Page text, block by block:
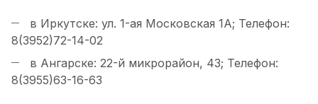
в Иркутске: ул. 1-ая Московская 1А; Телефон:
8(3952)72-14-02
в Ангарске: 22-й микрорайон, 43; Телефон:
8(3955)63-16-63